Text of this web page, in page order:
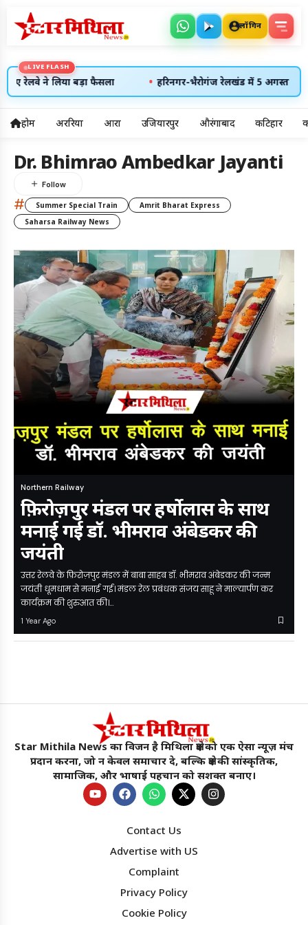
लॉगिन
अलर्ट्स
7 अग॰ 2026
उदय: --:--
अस्त: --:--
LIVE FLASH
रेलवे ने लिया बड़ा फैसला हरिनगर-भैरोगंज रेलखंड में 5 अगस्त को
होम अररिया आरा उजियारपुर औरंगाबाद कटिहार
Dr. Bhimrao Ambedkar Jayanti
# Summer Special Train
Amrit Bharat Express
Saharsa Railway News
Northern Railway
फ़िरोज़पुर मंडल पर हर्षोलास के साथ
मनाई गई डॉ. भीमराव अंबेडकर की
जयंती
उत्तर रेलवे के फ़िरोज़पुर मंडल में बाबा साहब डॉ. भीमराव अंबेडकर की जन्म
जयंती धूमधाम से मनाई गई। मंडल रेल प्रबंधक संजय साहू ने माल्यार्पण कर
कार्यक्रम की शुरुआत की।…
1 Year Ago
Star Mithila News का विजन है मिथिला क्षेत्र को एक ऐसा न्यूज़ मंच
प्रदान करना, जो न केवल समाचार दे, बल्कि क्षेत्र की सांस्कृतिक,
सामाजिक, और भाषाई पहचान को सशक्त बनाए।
Contact Us
Advertise with US
Complaint
Privacy Policy
Cookie Policy